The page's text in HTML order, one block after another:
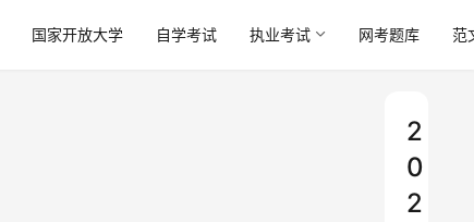
国家开放大学 自学考试 执业考试 网考题库 范
2
0
2